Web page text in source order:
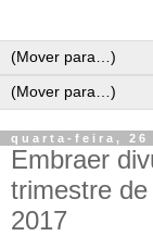
quarta-feira, 26
Embraer
trimestre
2017